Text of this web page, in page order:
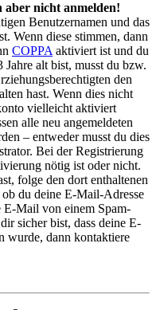
nicht anmelden!
Benutzernamen und das
Wenn diese stimmen, dann
COPPA aktiviert ist und du
Jahre alt bist, musst du bzw.
den
hast. Wenn dies nicht
vielleicht aktiviert
alle neu angemeldeten
– entweder musst du dies
Bei der Registrierung
nötig ist oder nicht.
folge den dort enthaltenen
du deine E-Mail-Adresse
E-Mail von einem Spam-
sicher bist, dass deine E-
wurde, dann kontaktiere